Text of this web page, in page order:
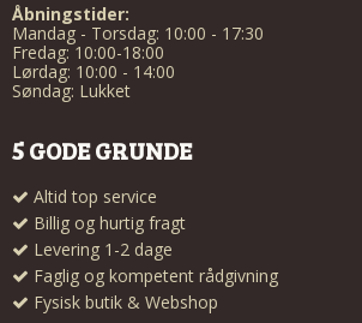
Åbningstider:
Mandag - Torsdag: 10:00 - 17:30
Fredag: 10:00-18:00
Lørdag: 10:00 - 14:00
Søndag: Lukket
5 GODE GRUNDE
Altid top service
Billig og hurtig fragt
Levering 1-2 dage
Faglig og kompetent rådgivning
Fysisk butik & Webshop